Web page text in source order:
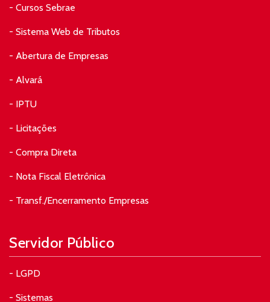
- Cursos Sebrae
- Sistema Web de Tributos
- Abertura de Empresas
- Alvará
- IPTU
- Licitações
- Compra Direta
- Nota Fiscal Eletrônica
- Transf./Encerramento Empresas
Servidor Público
- LGPD
- Sistemas